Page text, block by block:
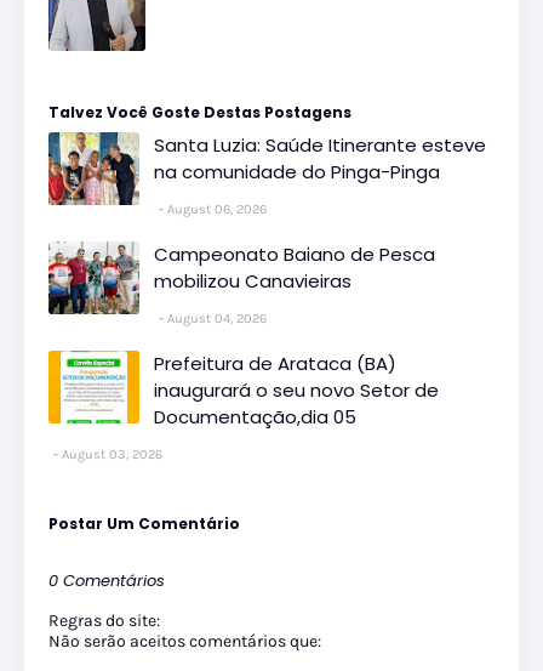
Talvez Você Goste Destas Postagens
Santa Luzia: Saúde Itinerante esteve
na comunidade do Pinga-Pinga
August 06, 2026
Campeonato Baiano de Pesca
mobilizou Canavieiras
August 04, 2026
Prefeitura de Arataca (BA)
inaugurará o seu novo Setor de
Documentação,dia 05
August 03, 2026
Postar Um Comentário
0 Comentários
Regras do site:
Não serão aceitos comentários que: